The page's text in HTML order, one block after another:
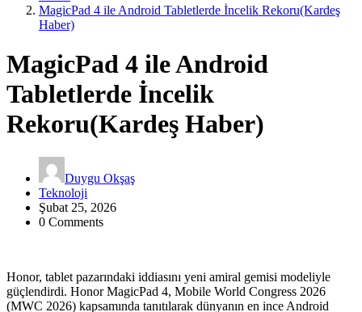
MagicPad 4 ile Android Tabletlerde İncelik Rekoru(Kardeş
Haber)
MagicPad 4 ile Android
Tabletlerde İncelik
Rekoru(Kardeş Haber)
Duygu Okşaş
Teknoloji
Şubat 25, 2026
0 Comments
Honor, tablet pazarındaki iddiasını yeni amiral gemisi modeliyle
güçlendirdi. Honor MagicPad 4, Mobile World Congress 2026
(MWC 2026) kapsamında tanıtılarak dünyanın en ince Android